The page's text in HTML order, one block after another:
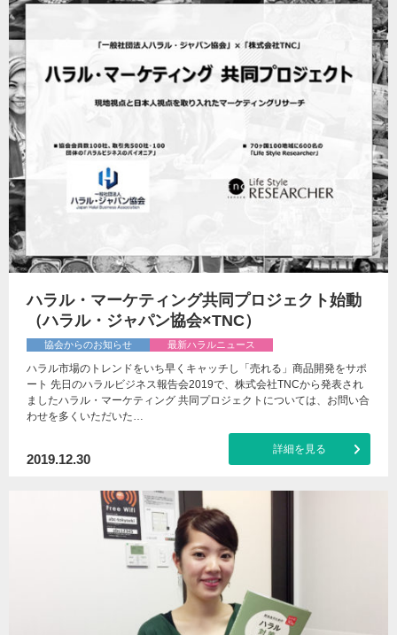
ハラル・マーケティング共同プロジェクト始動
（ハラル・ジャパン協会×TNC）
協会からのお知らせ 最新ハラルニュース
ハラル市場のトレンドをいち早くキャッチし「売れる」商品開発をサポ
ート 先日のハラルビジネス報告会2019で、株式会社TNCから発表され
ましたハラル・マーケティング 共同プロジェクトについては、お問い合
わせを多くいただいた…
2019.12.30
詳細を見る